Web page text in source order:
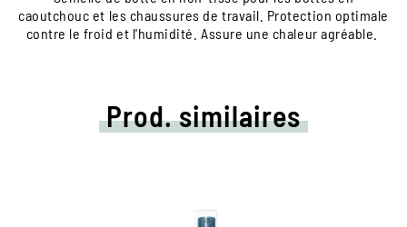
caoutchouc et les chaussures de travail. Protection optimale
contre le froid et l'humidité. Assure une chaleur agréable.
Prod. similaires